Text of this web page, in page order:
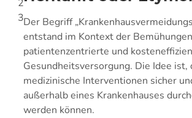
2
3Der Begriff
entstand im Kontext der
patientenzentrierte und
Gesundheitsversorgung. Die Idee ist,
medizinische Interventionen sicher
außerhalb eines Krankenhauses
werden können.